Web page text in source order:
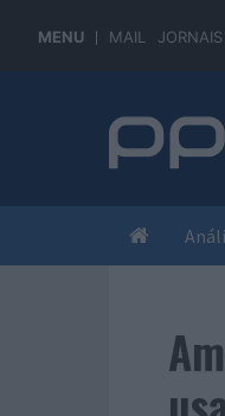
MENU MAIL JORNAIS